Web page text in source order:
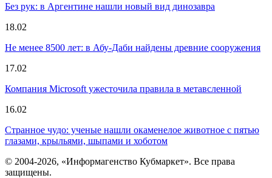
Без рук: в Аргентине нашли новый вид динозавра
18.02
Не менее 8500 лет: в Абу-Даби найдены древние сооружения
17.02
Компания Microsoft ужесточила правила в метавсленной
16.02
Странное чудо: ученые нашли окаменелое животное с пятью
глазами, крыльями, шыпами и хоботом
© 2004-2026, «Информагенство Кубмаркет». Все права
защищены.